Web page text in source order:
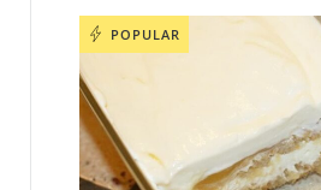
POPULAR